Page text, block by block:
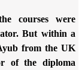
courses were
But within a
from the UK
of the diploma